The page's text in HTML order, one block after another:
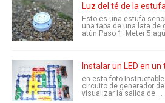
Luz del té de la
Esto es una estufa
una tapa de una lata de
atún.Paso 1: Meter 5
Instalar un LED en
en esta foto
circuito de generador
visualizar la salida de ...